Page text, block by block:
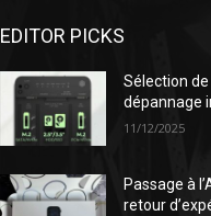
EDITOR PICKS
Sélection
dépannage
11/12/2025
Passage à
retour